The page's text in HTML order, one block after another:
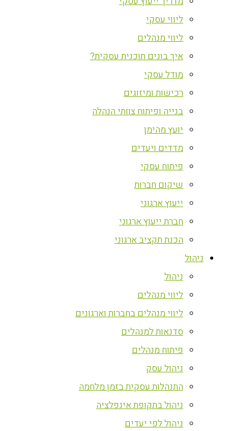
ליווי עסקי
ליווי מנהלים
איך בונים תוכנית עסקית?
מודל עסקי
רכישות ומיזוגים
בנייה ופיתוח צוותי הנהלה
יועץ מהימן
מדדים ויעדים
פיתוח עסקי
שיקום חברות
ייעוץ ארגוני
חברת ייעוץ ארגוני
הכנת תקציב ארגוני
ניהול
ניהול
ליווי מנהלים
ליווי מנהלים בחברות וארגונים
סדנאות למנהלים
פיתוח מנהלים
ניהול עסק
התנהלות עסקית בזמן מלחמה
ניהול בתקופת אינפלציה
ניהול לפי יעדים